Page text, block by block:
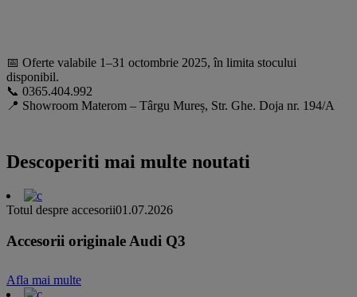
📅 Oferte valabile 1–31 octombrie 2025, în limita stocului
disponibil.
📞 0365.404.992
📍 Showroom Materom – Târgu Mureș, Str. Ghe. Doja nr. 194/A
Descoperiti mai multe noutati
Totul despre accesorii01.07.2026
Accesorii originale Audi Q3
Afla mai multe